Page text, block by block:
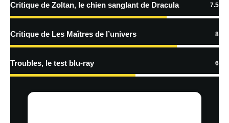
Critique de Zoltan, le chien sanglant de Dracula 7.5
Critique de Les Maîtres de l’univers 8
Troubles, le test blu-ray 6